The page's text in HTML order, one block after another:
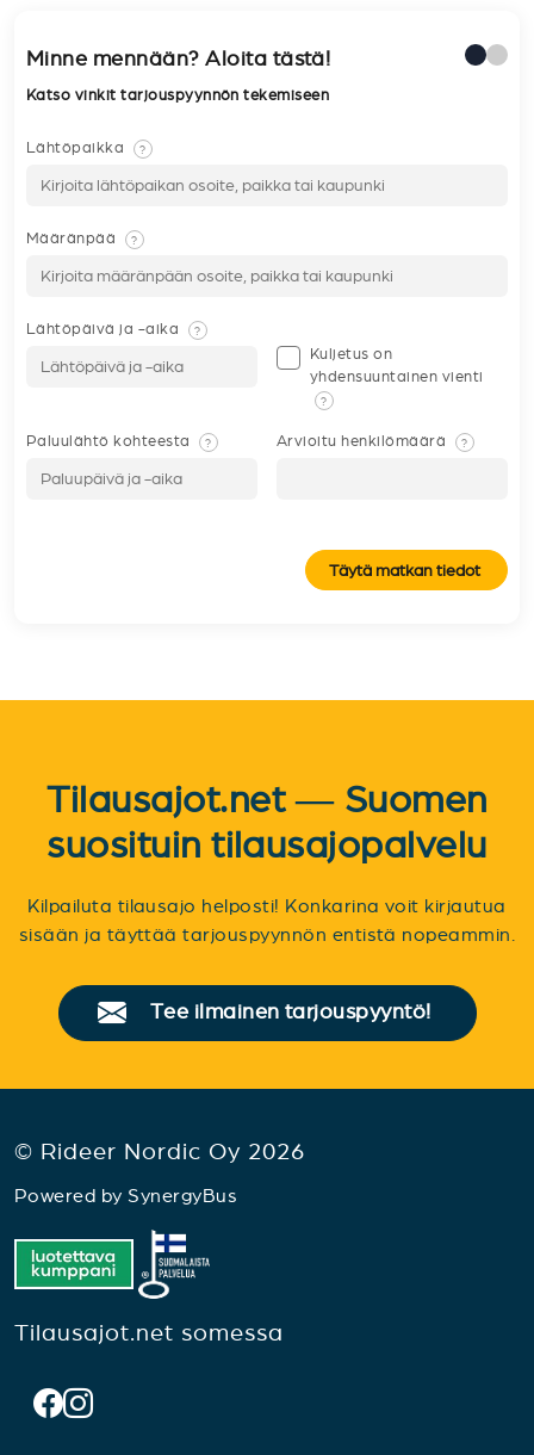
Minne mennään? Aloita tästä!
Katso vinkit tarjouspyynnön tekemiseen
Lähtöpaikka ?
Määränpää ?
Lähtöpäivä ja -aika ?
Kuljetus on
yhdensuuntainen vienti
?
Paluulähtö kohteesta ? Arvioitu henkilömäärä ?
Täytä matkan tiedot
Tilausajot.net — Suomen
suosituin tilausajopalvelu
Kilpailuta tilausajo helposti! Konkarina voit kirjautua
sisään ja täyttää tarjouspyynnön entistä nopeammin.
Tee ilmainen tarjouspyyntö!
© Rideer Nordic Oy 2026
Powered by SynergyBus
Tilausajot.net somessa